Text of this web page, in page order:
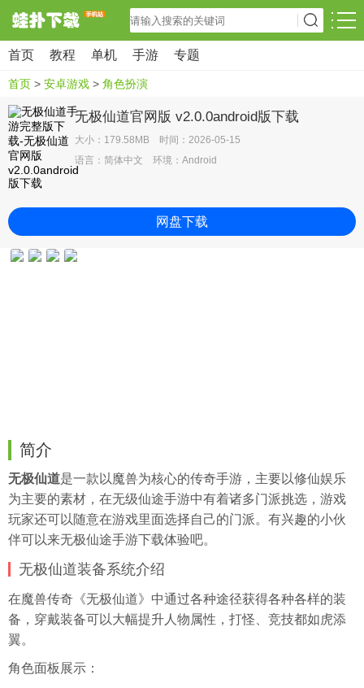
首页 教程 单机 手游 专题
首页 > 安卓游戏 > 角色扮演
无极仙道官网版 v2.0.0android版下载
大小：179.58MB 时间：2026-05-15
语言：简体中文 环境：Android
网盘下载
简介
无极仙道是一款以魔兽为核心的传奇手游 ，主要以修仙娱乐
为主要的素材，在无级仙途手游中有着诸多门派挑选，游戏
玩家还可以随意在游戏里面选择自己的门派。有兴趣的小伙
伴可以来无极仙途手游下载体验吧。
无极仙道装备系统介绍
在魔兽传奇《无极仙道》中通过各种途径获得各种各样的装
备，穿戴装备可以大幅提升人物属性，打怪、竞技都如虎添
翼。
角色面板展示：